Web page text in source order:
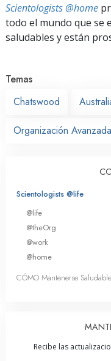
Scientologists @home
todo el mundo que se
saludables y están
Temas
Chatswood
Organización
Scientologists @life
@life
@theOrg
@work
@home
CÓMO Mantenerse Saludable
Recibe las